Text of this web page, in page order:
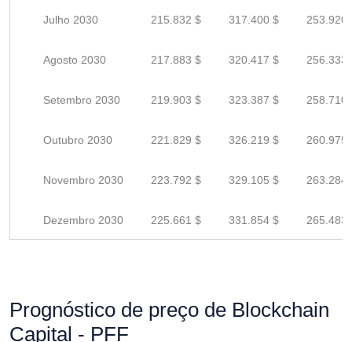
Julho 2030 215.832 $ 317.400 $ 253.920
Agosto 2030 217.883 $ 320.417 $ 256.333
Setembro 2030 219.903 $ 323.387 $ 258.710
Outubro 2030 221.829 $ 326.219 $ 260.975
Novembro 2030 223.792 $ 329.105 $ 263.284
Dezembro 2030 225.661 $ 331.854 $ 265.483
Prognóstico de preço de Blockchain
Capital - PFF